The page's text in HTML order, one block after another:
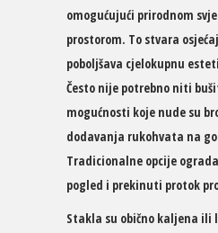
omogućujući prirodnom
prostorom. To stvara
poboljšava cjelokupnu
Često nije potrebno niti
mogućnosti koje nude su
dodavanja rukohvata na
Tradicionalne opcije
pogled i prekinuti protok
Stakla su obično kaljena